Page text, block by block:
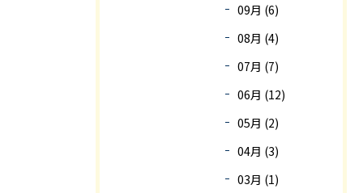
09月 (6)
08月 (4)
07月 (7)
06月 (12)
05月 (2)
04月 (3)
03月 (1)